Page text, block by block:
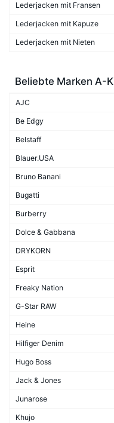
Lederjacken mit Fransen
Lederjacken mit Kapuze
Lederjacken mit Nieten
Beliebte Marken A-K
AJC
Be Edgy
Belstaff
Blauer.USA
Bruno Banani
Bugatti
Burberry
Dolce & Gabbana
DRYKORN
Esprit
Freaky Nation
G-Star RAW
Heine
Hilfiger Denim
Hugo Boss
Jack & Jones
Junarose
Khujo